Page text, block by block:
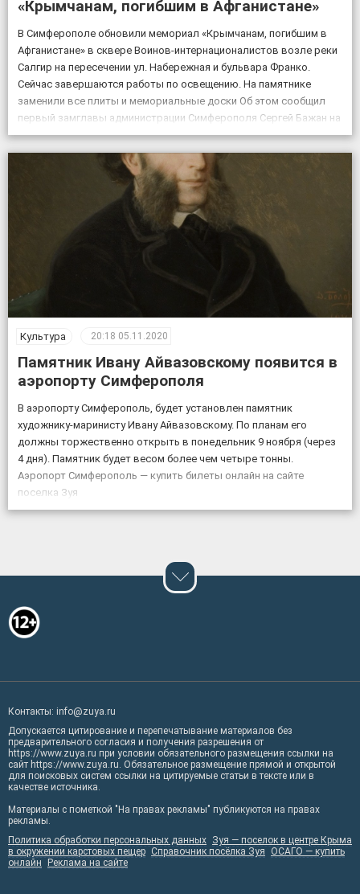
«Крымчанам, погибшим в Афганистане»
В Симферополе обновили мемориал «Крымчанам, погибшим в
Афганистане» в сквере Воинов-интернационалистов возле реки
Салгир на пересечении ул. Набережная и бульвара Франко.
Сейчас завершаются работы по освещению. На памятнике
заменили все плиты и мемориальные доски Об этом сообщил
первый замглавы администрации Симферополя Сергей Бажан на
своей странице в Facebook
Культура 20:18 05.11.2020
Памятник Ивану Айвазовскому появится в
аэропорту Симферополя
В аэропорту Симферополь, будет установлен памятник
художнику-маринисту Ивану Айвазовскому. По планам его
должны торжественно открыть в понедельник 9 ноября (через
4 дня). Памятник будет весом более чем четыре тонны.
Аэропорт Симферополь — купить билеты онлайн на сайте
поселка Зуя
Контакты: info@zuya.ru
Допускается цитирование и перепечатывание материалов без
предварительного согласия и получения разрешения от
https://www.zuya.ru при условии обязательного размещения ссылки на
сайт https://www.zuya.ru. Обязательное размещение прямой и открытой
для поисковых систем ссылки на цитируемые статьи в тексте или в
качестве источника.
Материалы с пометкой "На правах рекламы" публикуются на правах
рекламы.
Политика обработки персональных данных Зуя — поселок в центре Крыма
в окружении карстовых пещер Справочник посёлка Зуя
ОСАГО — купить
онлайн
Реклама на сайте